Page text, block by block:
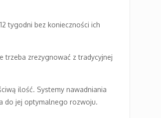
tygodni bez konieczności ich
trzeba zrezygnować z tradycyjnej
ilość. Systemy nawadniania
do jej optymalnego rozwoju.